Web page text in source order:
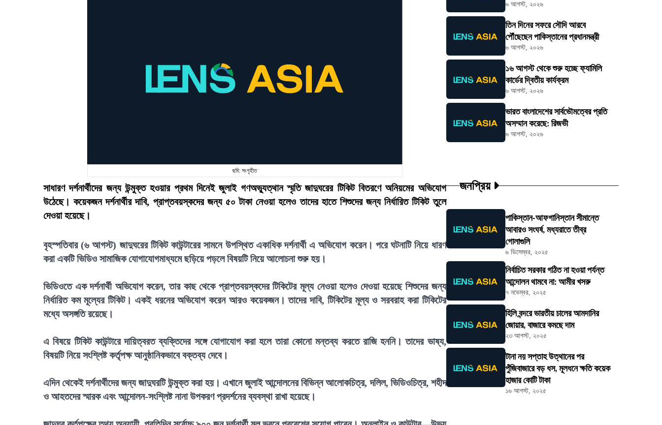
ছবি: সংগৃহীত
সাধারণ দর্শনার্থীদের জন্য উন্মুক্ত হওয়ার প্রথম দিনেই জুলাই গণঅভ্যুত্থান স্মৃতি জাদুঘরের টিকিট বিতরণে অনিয়মের অভিযোগ
উঠেছে। কয়েকজন দর্শনার্থীর দাবি, প্রাপ্তবয়স্কদের জন্য ৫০ টাকা নেওয়া হলেও তাদের হাতে শিশুদের জন্য নির্ধারিত টিকিট তুলে
দেওয়া হয়েছে।
বৃহস্পতিবার (৬ আগস্ট) জাদুঘরের টিকিট কাউন্টারের সামনে উপস্থিত একাধিক দর্শনার্থী এ অভিযোগ করেন। পরে ঘটনাটি নিয়ে ধারণ
করা একটি ভিডিও সামাজিক যোগাযোগমাধ্যমে ছড়িয়ে পড়লে বিষয়টি নিয়ে আলোচনা শুরু হয়।
ভিডিওতে এক দর্শনার্থী অভিযোগ করেন, তার কাছ থেকে প্রাপ্তবয়স্কদের টিকিটের মূল্য নেওয়া হলেও দেওয়া হয়েছে শিশুদের জন্য
নির্ধারিত কম মূল্যের টিকিট। একই ধরনের অভিযোগ করেন আরও কয়েকজন। তাদের দাবি, টিকিটের মূল্য ও সরবরাহ করা টিকিটের
মধ্যে অসঙ্গতি রয়েছে।
এ বিষয়ে টিকিট কাউন্টারে দায়িত্বরত ব্যক্তিদের সঙ্গে যোগাযোগ করা হলে তারা কোনো মন্তব্য করতে রাজি হননি। তাদের ভাষ্য,
বিষয়টি নিয়ে সংশ্লিষ্ট কর্তৃপক্ষ আনুষ্ঠানিকভাবে বক্তব্য দেবে।
এদিন থেকেই দর্শনার্থীদের জন্য জাদুঘরটি উন্মুক্ত করা হয়। এখানে জুলাই আন্দোলনের বিভিন্ন আলোকচিত্র, দলিল, ভিডিওচিত্র, শহীদ
ও আহতদের স্মারক এবং আন্দোলন-সংশ্লিষ্ট নানা উপকরণ প্রদর্শনের ব্যবস্থা রাখা হয়েছে।
৬ আগস্ট, ২০২৬
তিন দিনের সফরে সৌদি আরবে
পৌঁছেছেন পাকিস্তানের প্রধানমন্ত্রী
৬ আগস্ট, ২০২৬
১৬ আগস্ট থেকে শুরু হচ্ছে ফ্যামিলি
কার্ডের দ্বিতীয় কার্যক্রম
৬ আগস্ট, ২০২৬
ভারত বাংলাদেশের সার্বভৌমত্বের প্রতি
অসম্মান করেছে: রিজভী
৬ আগস্ট, ২০২৬
জনপ্রিয়
পাকিস্তান-আফগানিস্তান সীমান্তে
আবারও সংঘর্ষ, মধ্যরাতে তীব্র
গোলাগুলি
৬ ডিসেম্বর, ২০২৫
নির্বাচিত সরকার গঠিত না হওয়া পর্যন্ত
আন্দোলন থামবে না: আমীর খসরু
৭ নভেম্বর, ২০২৫
হিলি বন্দরে ভারতীয় চালের আমদানির
জোয়ার, বাজারে কমছে দাম
২৩ আগস্ট, ২০২৫
টানা নয় সপ্তাহ উত্থানের পর
পুঁজিবাজারে বড় ধস, মূলধনে ক্ষতি কয়েক
হাজার কোটি টাকা
১৬ আগস্ট, ২০২৫